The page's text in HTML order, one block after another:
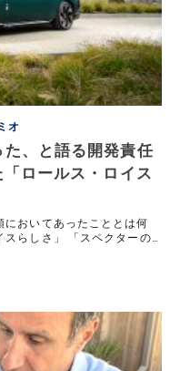
オ
、と語る開発責任
ロールス・ロイス
おいてあったこととは何
らしさ」 「スペクターの
った」と振り返るドクタ